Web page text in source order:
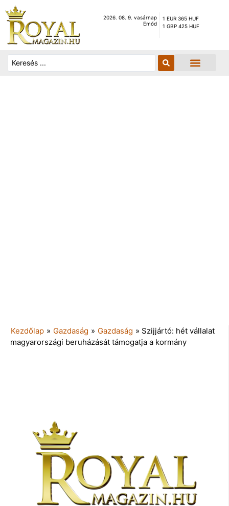
2026. 08. 9. vasárnap
Emőd
1 EUR 365 HUF
1 GBP 425 HUF
Kezdőlap » Gazdaság » Gazdaság » Szijjártó: hét vállalat
magyarországi beruházását támogatja a kormány